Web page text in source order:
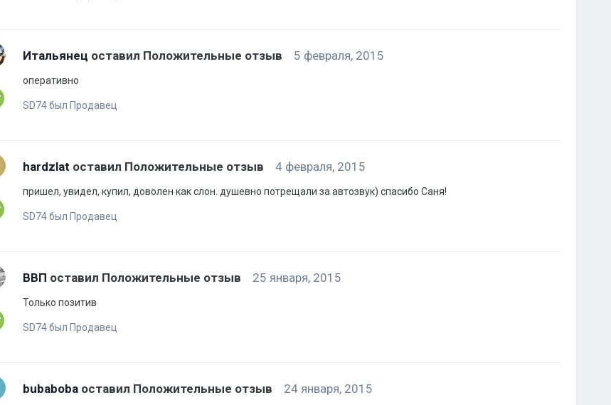
Итальянец оставил Положительные отзыв 5 февраля, 2015
оперативно
SD74 был Продавец
hardzlat оставил Положительные отзыв 4 февраля, 2015
пришел, увидел, купил, доволен как слон. душевно потрещали за автозвук) спасибо Саня!
SD74 был Продавец
ВВП оставил Положительные отзыв 25 января, 2015
Только позитив
SD74 был Продавец
bubabobaоставил Положительные отзыв 24 января, 2015